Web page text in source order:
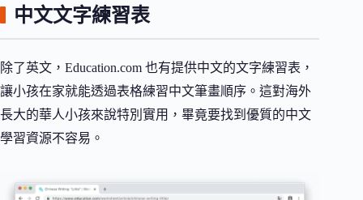
中文文字練習表
除了英文，Education.com 也有提供中文的文字練習表，
讓小孩在家就能透過表格練習中文筆畫順序。這對海外
長大的華人小孩來說特別實用，畢竟要找到優質的中文
學習資源不容易。